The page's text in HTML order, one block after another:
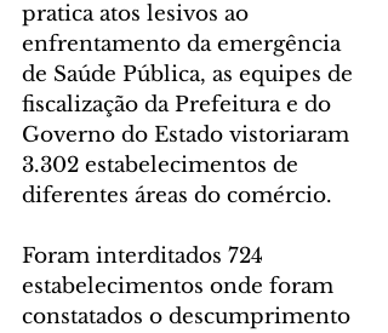
pratica atos lesivos ao
enfrentamento da emergência
de Saúde Pública, as equipes de
fiscalização da Prefeitura e do
Governo do Estado vistoriaram
3.302 estabelecimentos de
diferentes áreas do comércio.
Foram interditados 724
estabelecimentos onde foram
constatados o descumprimento